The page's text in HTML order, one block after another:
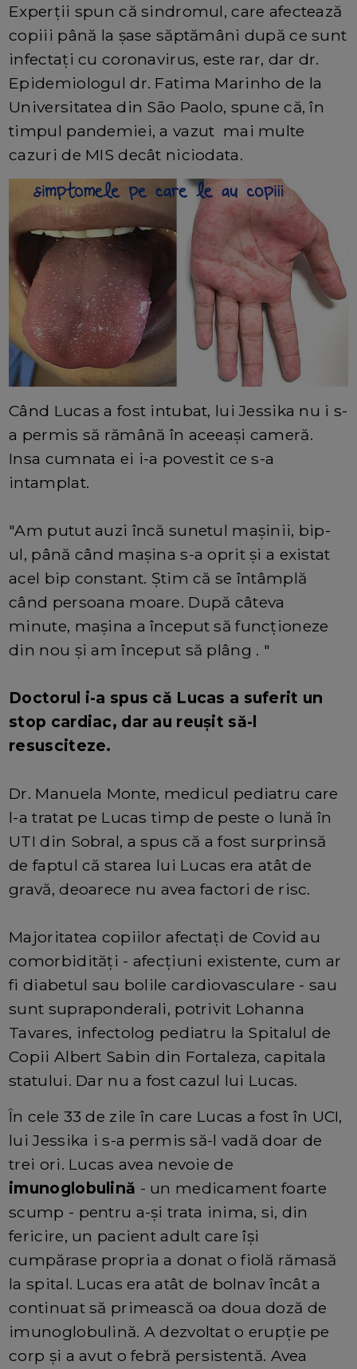
Experții spun că sindromul, care afectează
copiii până la șase săptămâni după ce sunt
infectați cu coronavirus, este rar, dar dr.
Epidemiologul dr. Fatima Marinho de la
Universitatea din São Paolo, spune că, în
timpul pandemiei, a vazut mai multe
cazuri de MIS decât niciodata.
Când Lucas a fost intubat, lui Jessika nu i s-
a permis să rămână în aceeași cameră.
Insa cumnata ei i-a povestit ce s-a
intamplat.
"Am putut auzi încă sunetul mașinii, bip-
ul, până când mașina s-a oprit și a existat
acel bip constant. Știm că se întâmplă
când persoana moare. După câteva
minute, mașina a început să funcționeze
din nou și am început să plâng . "
Doctorul i-a spus că Lucas a suferit un
stop cardiac, dar au reușit să-l
resusciteze.
Dr. Manuela Monte, medicul pediatru care
l-a tratat pe Lucas timp de peste o lună în
UTI din Sobral, a spus că a fost surprinsă
de faptul că starea lui Lucas era atât de
gravă, deoarece nu avea factori de risc.
Majoritatea copiilor afectați de Covid au
comorbidități - afecțiuni existente, cum ar
fi diabetul sau bolile cardiovasculare - sau
sunt supraponderali, potrivit Lohanna
Tavares, infectolog pediatru la Spitalul de
Copii Albert Sabin din Fortaleza, capitala
statului. Dar nu a fost cazul lui Lucas.
În cele 33 de zile în care Lucas a fost în UCI,
lui Jessika i s-a permis să-l vadă doar de
trei ori. Lucas avea nevoie de
imunoglobulină - un medicament foarte
scump - pentru a-și trata inima, si, din
fericire, un pacient adult care își
cumpărase propria a donat o fiolă rămasă
la spital. Lucas era atât de bolnav încât a
continuat să primească oa doua doză de
imunoglobulină. A dezvoltat o erupție pe
corp și a avut o febră persistentă. Avea